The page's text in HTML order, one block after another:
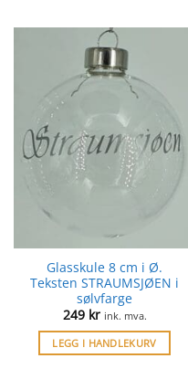
Glasskule 8 cm i Ø.
Teksten STRAUMSJØEN i
sølvfarge
249 kr ink. mva.
LEGG I HANDLEKURV